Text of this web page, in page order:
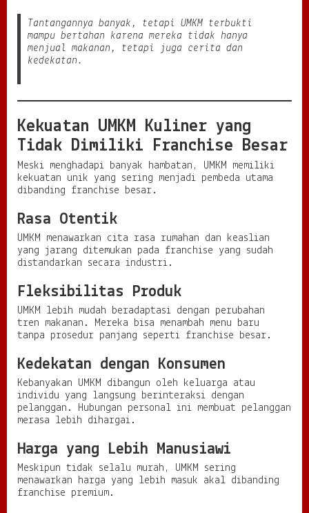
Tantangannya banyak, tetapi UMKM terbukti
mampu bertahan karena mereka tidak hanya
menjual makanan, tetapi juga cerita dan
kedekatan.
Kekuatan UMKM Kuliner yang
Tidak Dimiliki Franchise Besar
Meski menghadapi banyak hambatan, UMKM memiliki
kekuatan unik yang sering menjadi pembeda utama
dibanding franchise besar.
Rasa Otentik
UMKM menawarkan cita rasa rumahan dan keaslian
yang jarang ditemukan pada franchise yang sudah
distandarkan secara industri.
Fleksibilitas Produk
UMKM lebih mudah beradaptasi dengan perubahan
tren makanan. Mereka bisa menambah menu baru
tanpa prosedur panjang seperti franchise besar.
Kedekatan dengan Konsumen
Kebanyakan UMKM dibangun oleh keluarga atau
individu yang langsung berinteraksi dengan
pelanggan. Hubungan personal ini membuat pelanggan
merasa lebih dihargai.
Harga yang Lebih Manusiawi
Meskipun tidak selalu murah, UMKM sering
menawarkan harga yang lebih masuk akal dibanding
franchise premium.